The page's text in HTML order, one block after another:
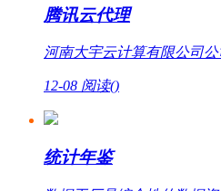
腾讯云代理
河南大宇云计算有限公司
12-08 阅读()
统计年鉴